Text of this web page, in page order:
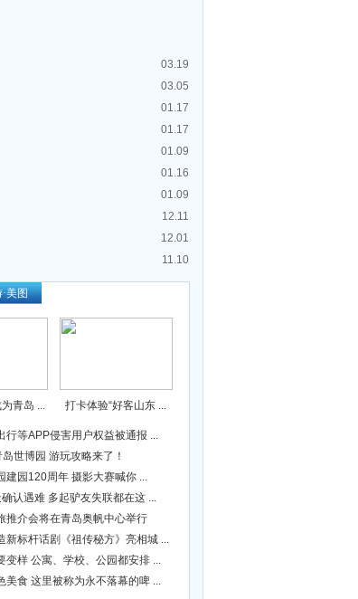
03.19
03.05
01.17
01.17
01.09
01.16
01.09
12.11
12.01
11.10